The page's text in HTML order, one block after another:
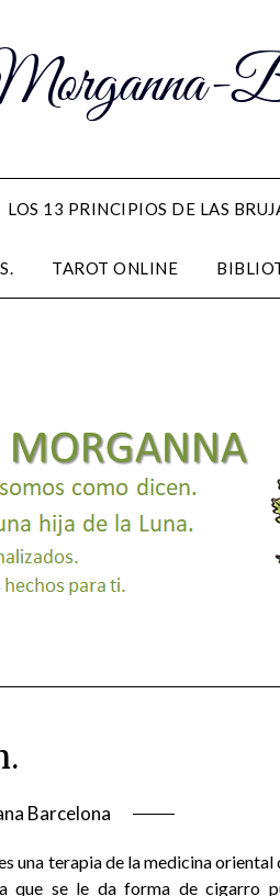
LOS 13 PRINCIPIOS DE LAS
TAROT ONLINE
Barcelona
una terapia de la medicina oriental
que se le da forma de cigarro